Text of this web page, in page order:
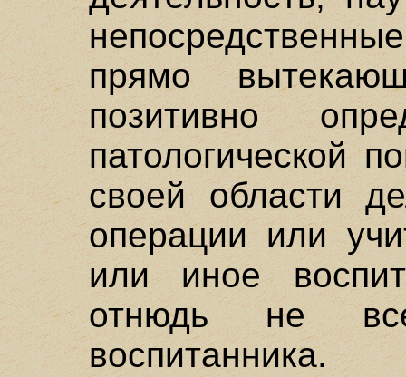
прямо
позитивно
патологической
своей области
операции или
или иное
отнюдь не
воспитанника.